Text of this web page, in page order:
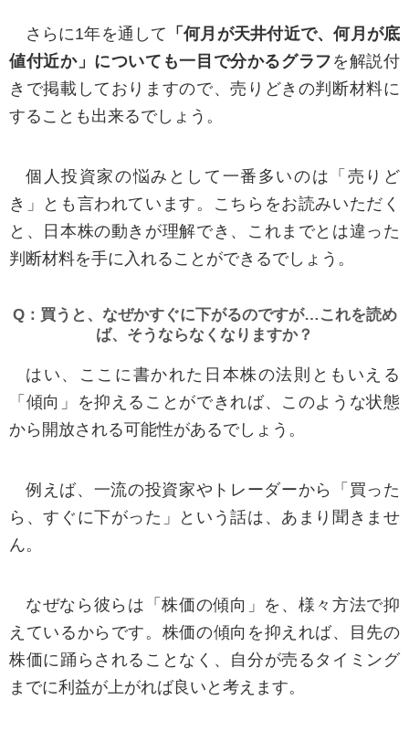
ンクを含んでおりますが、リンク先のサイトにお
ける個人情報保護や、サイトの内容に関して責任
を負いかねます。
会があった場合を除き、あらかじめご本人の同意
を得ることなく、お客様の個人情報を第三者へ提
供および開示することは一切ございません。
利用目的達成の範囲内において業務委託する際
には、選定基準に基づき個人情報を安全に管理で
督いたします。
■IPアドレスやクッキーの利用について
を、下記の目的で利用することがあります。
サイト管理
利用することがあります。
アクセス解析
ページ遷移分析によるサービスの改善
クッキー利用で入手した情報を統計的に処理し
さらに1年を通して 「何月が天井付近で、何月が底
値付近か」についても一目で分かるグラフ を解説付
きで掲載しておりますので、売りどきの判断材料に
することも出来るでしょう。
個人投資家の悩みとして一番多いのは「売りど
き」とも言われています。こちらをお読みいただく
と、日本株の動きが理解でき、これまでとは違った
判断材料を手に入れることができるでしょう。
Q：買うと、なぜかすぐに下がるのですが…これを読め
ば、そうならなくなりますか？
はい、ここに書かれた日本株の法則ともいえる
「傾向」を抑えることができれば、このような状態
から開放される可能性があるでしょう。
例えば、一流の投資家やトレーダーから「買った
ら、すぐに下がった」という話は、あまり聞きませ
ん。
なぜなら彼らは「株価の傾向」を、様々方法で抑
えているからです。株価の傾向を抑えれば、目先の
株価に踊らされることなく、自分が売るタイミング
までに利益が上がれば良いと考えます。